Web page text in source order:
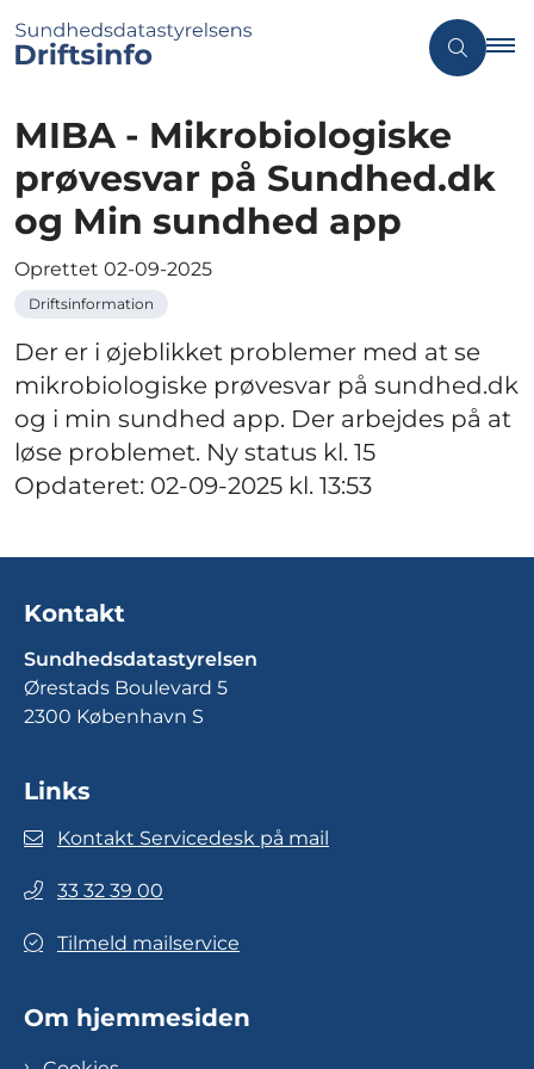
MIBA - Mikrobiologiske
prøvesvar på Sundhed.dk
og Min sundhed app
Oprettet 02-09-2025
Driftsinformation
Der er i øjeblikket problemer med at se
mikrobiologiske prøvesvar på sundhed.dk
og i min sundhed app. Der arbejdes på at
løse problemet. Ny status kl. 15
Opdateret: 02-09-2025 kl. 13:53
Kontakt
Sundhedsdatastyrelsen
Ørestads Boulevard 5
2300 København S
Links
Kontakt Servicedesk på mail
33 32 39 00
Tilmeld mailservice
Om hjemmesiden